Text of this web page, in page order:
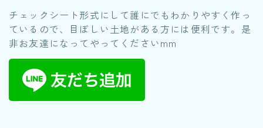
チェックシート形式にして誰にでもわかりやすく作っ
ているので、目ぼしい土地がある方には便利です。是
非お友達になってやってくださいmm